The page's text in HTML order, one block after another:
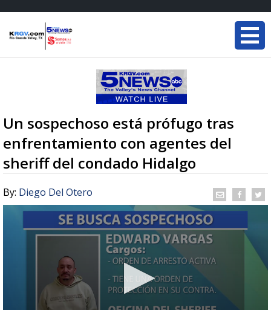
Un sospechoso está prófugo tras
enfrentamiento con agentes del
sheriff del condado Hidalgo
By: Diego Del Otero